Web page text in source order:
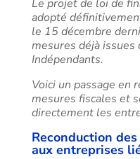
Le projet de loi de
adopté
le 15 décembre
mesures déjà
Indépendants.
Voici un passage en
mesures fiscales et
directement les
Reconduction
aux entreprises